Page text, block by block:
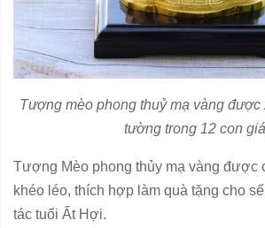
Tượng mèo phong thuỷ mạ vàng được
tường trong 12 con
Tượng Mèo phong thủy mạ vàng được
khéo léo, thích hợp làm quà tặng cho
tác tuổi Ất Hợi.